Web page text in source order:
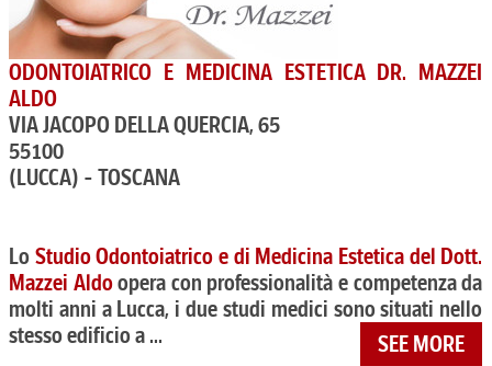
ODONTOIATRICO E MEDICINA ESTETICA DR. MAZZEI
ALDO
VIA JACOPO DELLA QUERCIA, 65
55100
(LUCCA) - TOSCANA
Lo Studio Odontoiatrico e di Medicina Estetica del Dott.
Mazzei Aldoopera con professionalità e competenza da
molti anni a Lucca, i due studi medici sono situati nello
stesso edificio a ...
SEE MORE